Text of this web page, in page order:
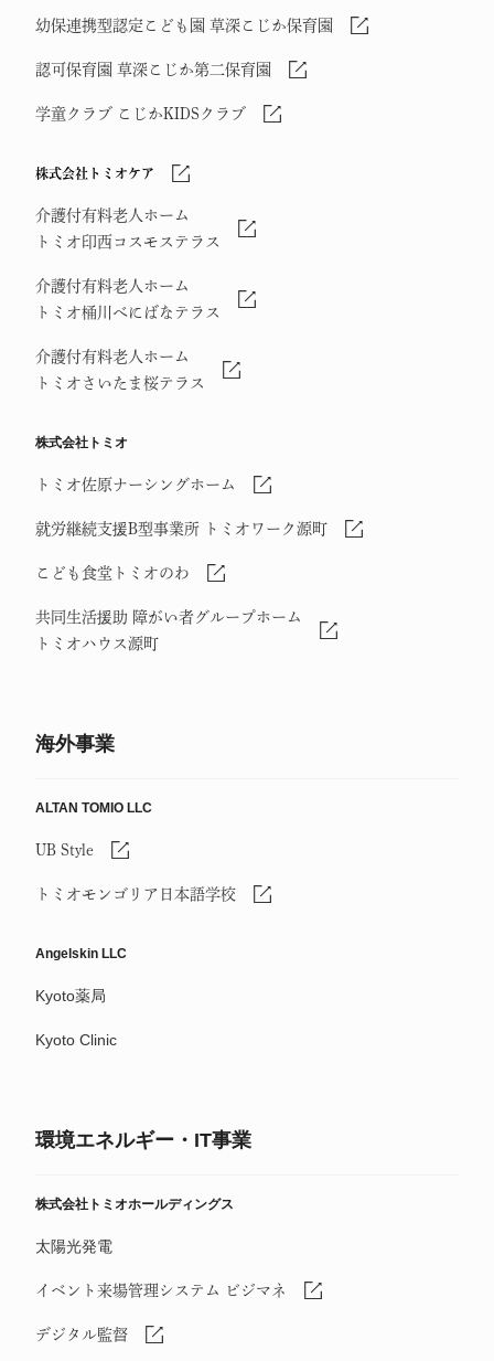
幼保連携型認定こども園 草深こじか保育園
認可保育園 草深こじか第二保育園
学童クラブ こじかKIDSクラブ
株式会社トミオケア
介護付有料老人ホーム
トミオ印西コスモステラス
介護付有料老人ホーム
トミオ桶川べにばなテラス
介護付有料老人ホーム
トミオさいたま桜テラス
株式会社トミオ
トミオ佐原ナーシングホーム
就労継続支援B型事業所 トミオワーク源町
こども食堂トミオのわ
共同生活援助 障がい者グループホーム
トミオハウス源町
海外事業
ALTAN TOMIO LLC
UB Style
トミオモンゴリア日本語学校
Angelskin LLC
Kyoto薬局
Kyoto Clinic
環境エネルギー・IT事業
株式会社トミオホールディングス
太陽光発電
イベント来場管理システム ビジマネ
デジタル監督